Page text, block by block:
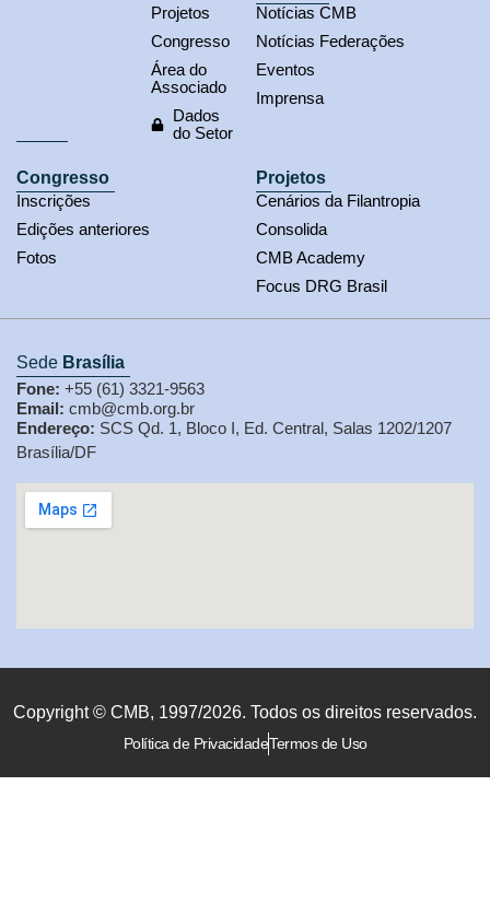
Projetos
Congresso
Área do
Associado
Dados
do Setor
Notícias CMB
Notícias Federações
Eventos
Imprensa
Congresso
Inscrições
Edições anteriores
Fotos
Projetos
Cenários da Filantropia
Consolida
CMB Academy
Focus DRG Brasil
Sede Brasília
Fone: +55 (61) 3321-9563
Email: cmb@cmb.org.br
Endereço: SCS Qd. 1, Bloco I, Ed. Central, Salas 1202/1207
Brasília/DF
Copyright © CMB, 1997/2026. Todos os direitos reservados.
Política de PrivacidadeTermos de Uso